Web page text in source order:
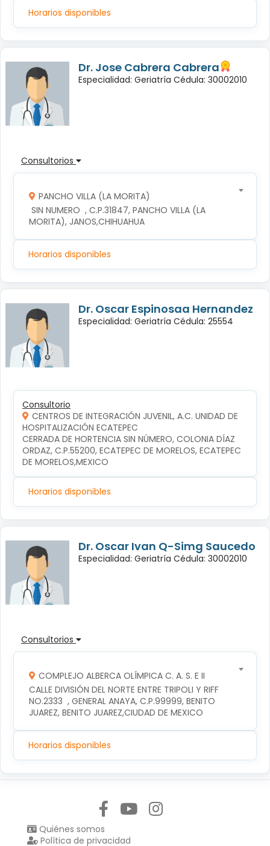
Horarios disponibles
Dr. Jose Cabrera Cabrera
Especialidad: Geriatría Cédula: 30002010
Consultorios
PANCHO VILLA (LA MORITA)
MORITA), JANOS,CHIHUAHUA
Horarios disponibles
Dr. Oscar Espinosaa Hernandez
Especialidad: Geriatría Cédula: 25554
Consultorio
CENTROS DE INTEGRACIÓN JUVENIL, A.C. UNIDAD DE
HOSPITALIZACIÓN ECATEPEC
CERRADA DE HORTENCIA SIN NÚMERO, COLONIA DÍAZ
ORDAZ, C.P.55200, ECATEPEC DE MORELOS, ECATEPEC
DE MORELOS,MEXICO
Horarios disponibles
Dr. Oscar Ivan Q-Simg Saucedo
Especialidad: Geriatría Cédula: 30002010
Consultorios
COMPLEJO ALBERCA OLÍMPICA C. A. S. E II
CALLE DIVISIÓN DEL NORTE ENTRE TRIPOLI Y RIFF
NO.2333  , GENERAL ANAYA, C.P.99999, BENITO
JUAREZ, BENITO JUAREZ,CIUDAD DE MEXICO
Horarios disponibles
Quiénes somos
Política de privacidad